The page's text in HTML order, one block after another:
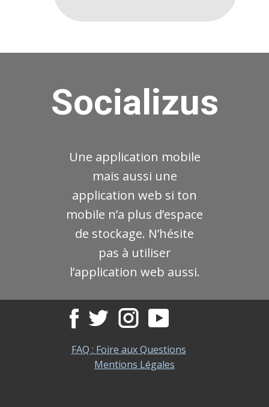
Socializus
Une application mobile
mais aussi une
application web si ton
mobile n’a plus d’espace
de stockage. N’hésite
pas à utiliser
l’application web aussi.
FAQ : Foire aux Questions
Mentions Légales